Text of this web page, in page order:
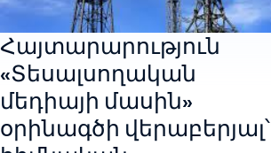
Հայտարարություն
«Տեսալսողական
մեդիայի մասին»
օրինագծի վերաբերյալ՝